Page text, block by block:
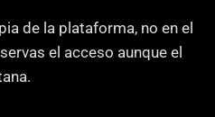
de la plataforma, no en el
el acceso aunque el